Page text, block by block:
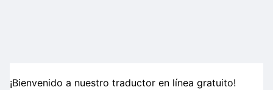
¡Bienvenido a nuestro traductor en línea gratuito!